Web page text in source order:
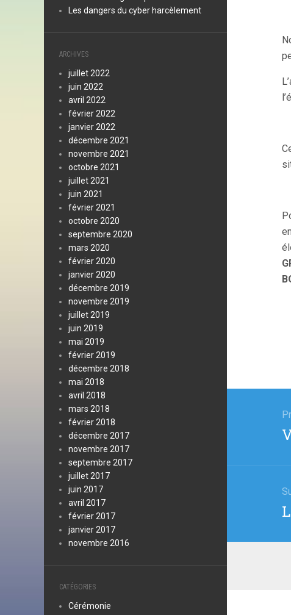
Les dangers du cyber harcèlement
ARCHIVES
juillet 2022
juin 2022
avril 2022
février 2022
janvier 2022
décembre 2021
novembre 2021
octobre 2021
juillet 2021
juin 2021
février 2021
octobre 2020
septembre 2020
mars 2020
février 2020
janvier 2020
décembre 2019
novembre 2019
juillet 2019
juin 2019
mai 2019
février 2019
décembre 2018
mai 2018
avril 2018
mars 2018
février 2018
décembre 2017
novembre 2017
septembre 2017
juillet 2017
juin 2017
avril 2017
février 2017
janvier 2017
novembre 2016
CATÉGORIES
Cérémonie
l’article